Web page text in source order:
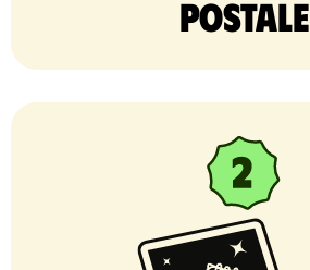
postale